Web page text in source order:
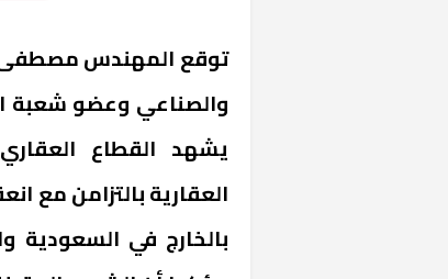
توقع المهندس مصطفى
والصناعي وعضو شعبة
يشهد القطاع
العقارية بالتزامن مع
بالخارج في السعودية